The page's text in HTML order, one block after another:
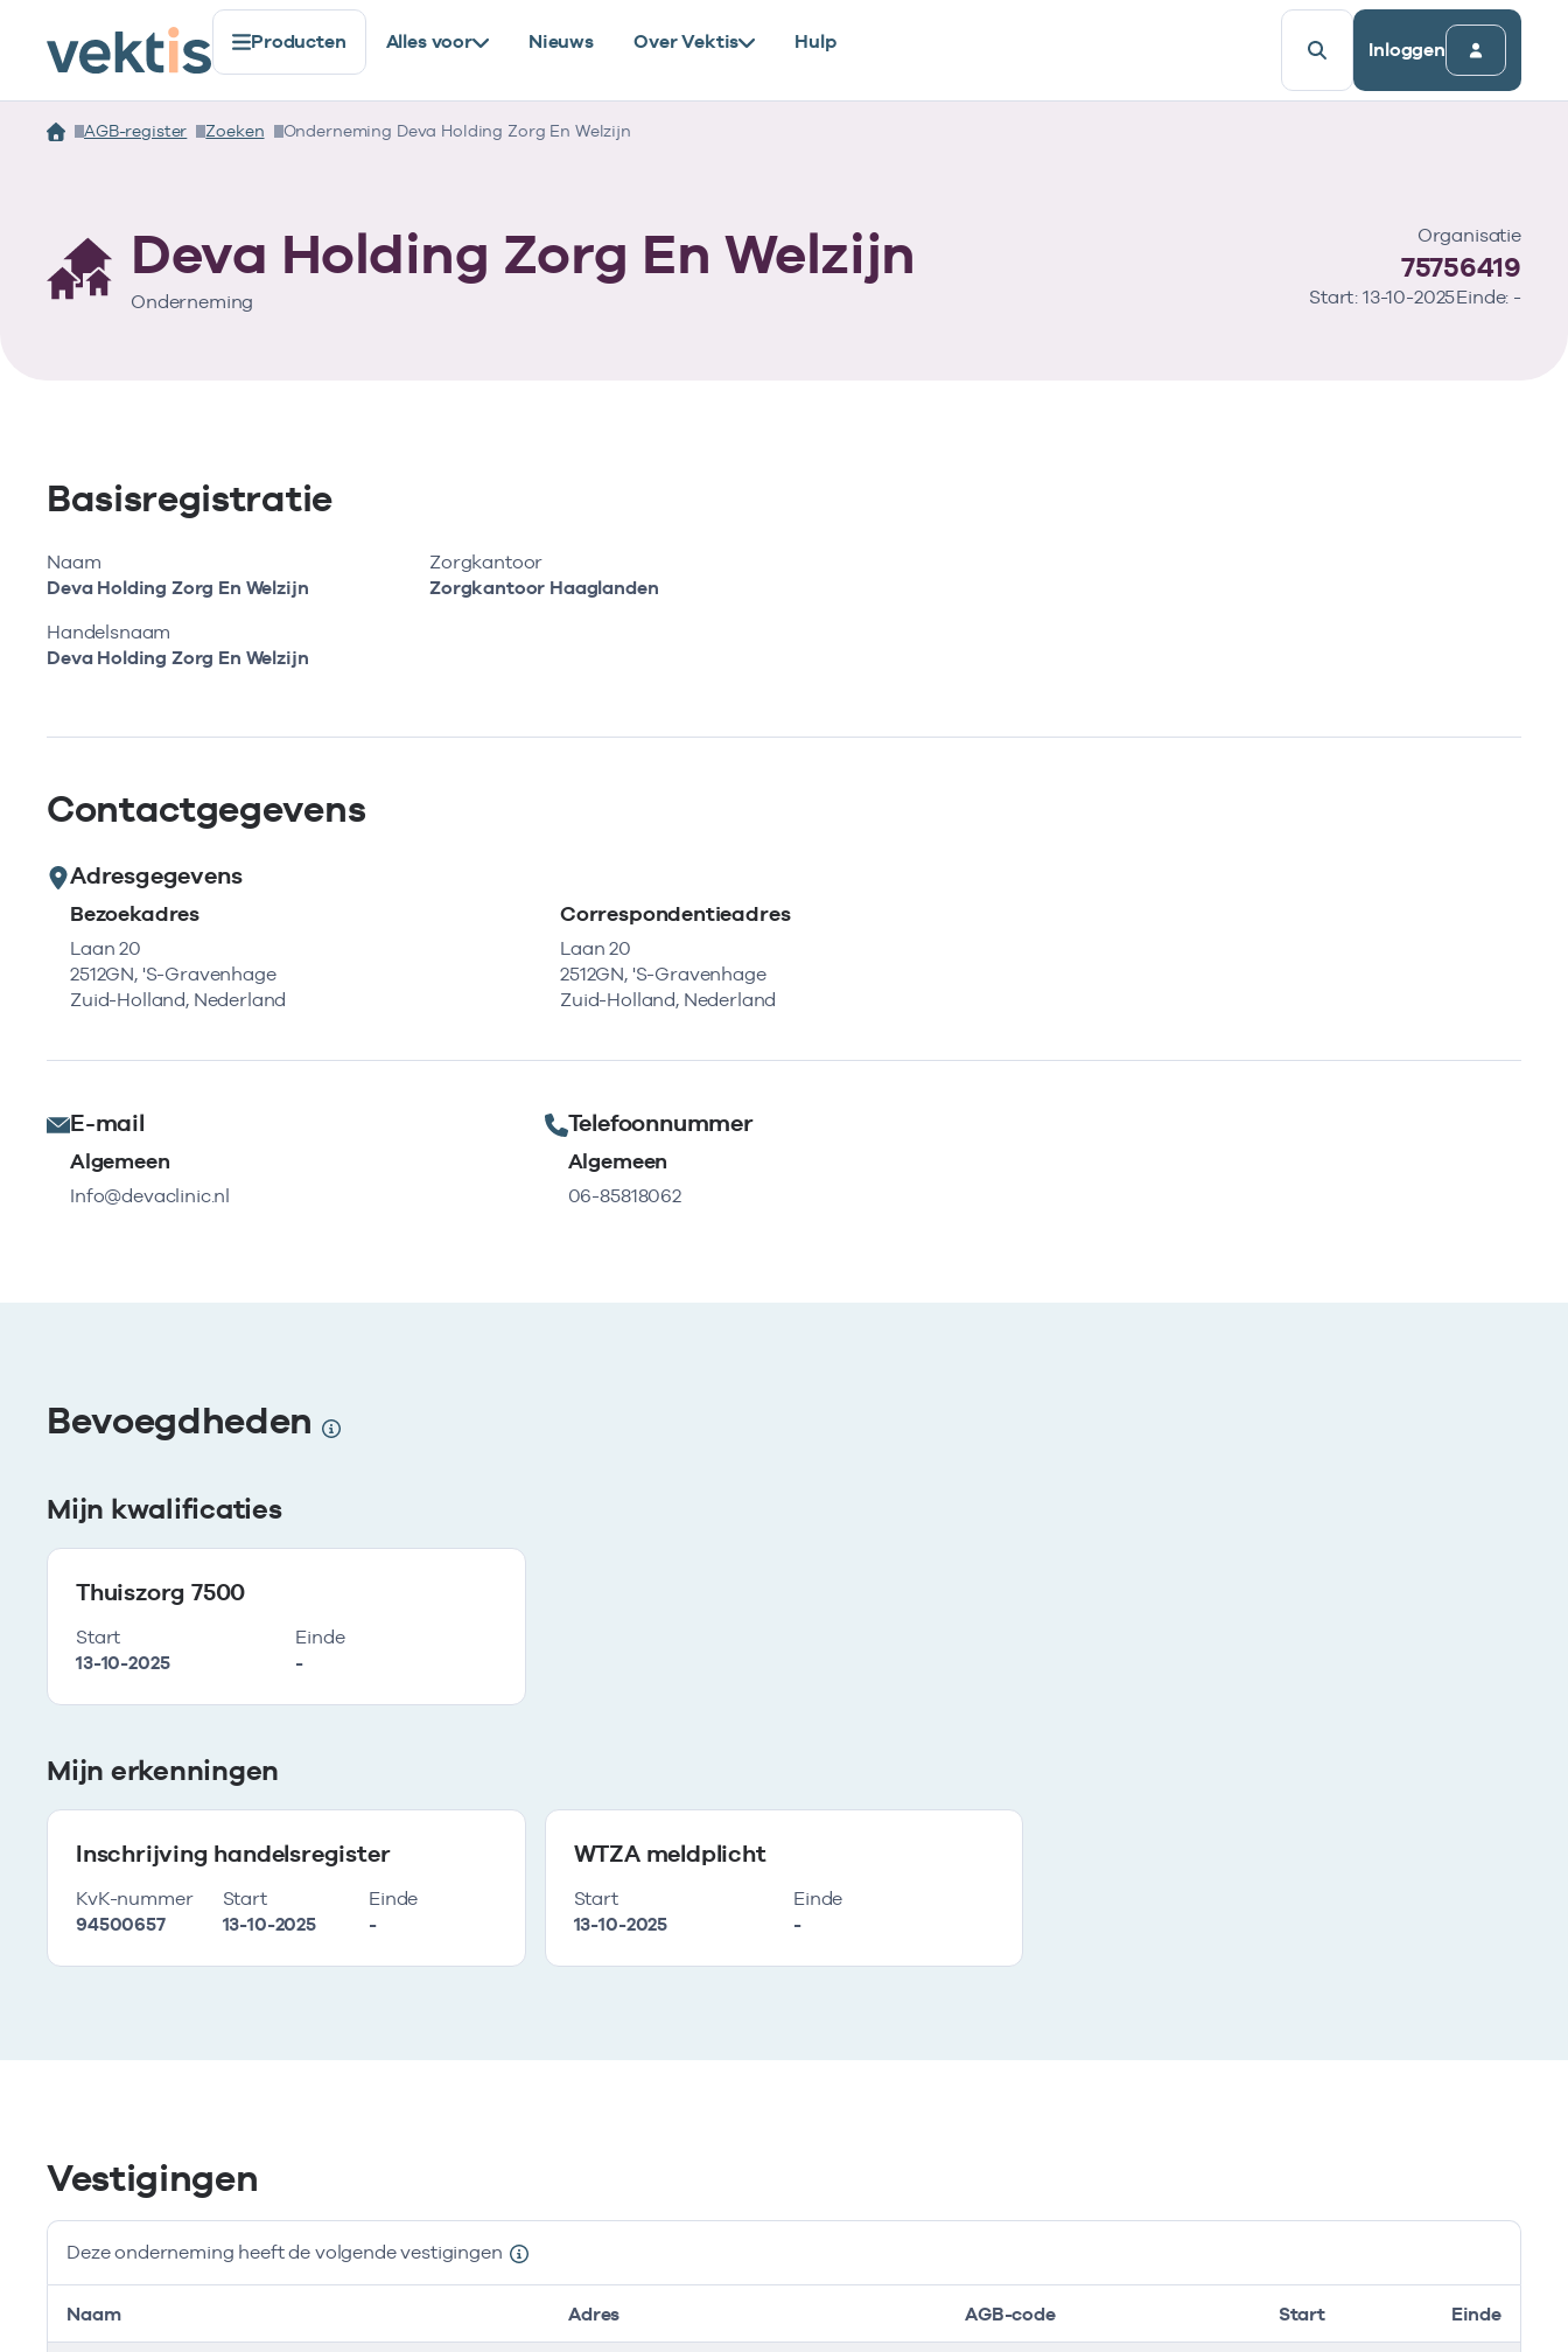
Producten Alles voor Nieuws Over Vektis Hulp Inloggen
AGB-register Zoeken Onderneming Deva Holding Zorg En Welzijn
Deva Holding Zorg En Welzijn
Onderneming
Organisatie
75756419
Start: 13-10-2025Einde: -
Basisregistratie
Naam
Deva Holding Zorg En Welzijn
Handelsnaam
Deva Holding Zorg En Welzijn
Zorgkantoor
Zorgkantoor Haaglanden
Contactgegevens
Adresgegevens
Bezoekadres
Laan 20
2512GN, 'S-Gravenhage
Zuid-Holland, Nederland
Correspondentieadres
Laan 20
2512GN, 'S-Gravenhage
Zuid-Holland, Nederland
E-mail
Algemeen
Info@devaclinic.nl
Telefoonnummer
Algemeen
06-85818062
Bevoegdheden
Mijn kwalificaties
Thuiszorg 7500
Start
13-10-2025
Einde
-
Mijn erkenningen
Inschrijving handelsregister
KvK-nummer
94500657
Start
13-10-2025
Einde
-
WTZA meldplicht
Start
13-10-2025
Einde
-
Vestigingen
Deze onderneming heeft de volgende vestigingen
Naam Adres AGB-code Start Einde